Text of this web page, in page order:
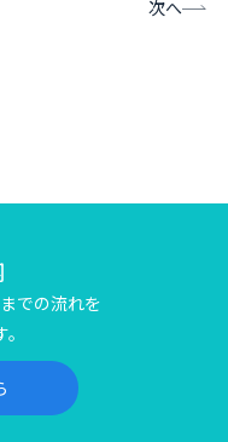
次へ
での流れを